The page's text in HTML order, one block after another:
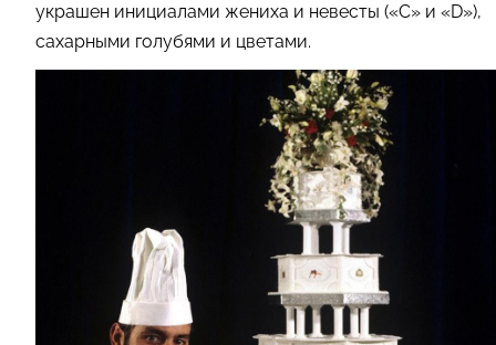
украшен инициалами жениха и невесты («C» и «D»),
сахарными голубями и цветами.